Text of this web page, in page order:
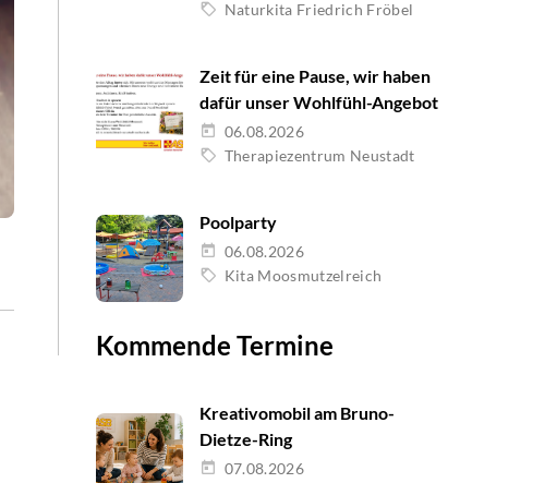
Naturkita Friedrich Fröbel
Zeit für eine Pause, wir haben
dafür unser Wohlfühl-Angebot
06.08.2026
Therapiezentrum Neustadt
Poolparty
06.08.2026
Kita Moosmutzelreich
Kommende Termine
Kreativomobil am Bruno-
Dietze-Ring
07.08.2026